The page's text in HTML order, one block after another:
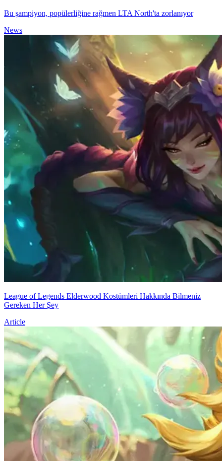
Bu şampiyon, popülerliğine rağmen LTA North'ta zorlanıyor
News
League of Legends Elderwood Kostümleri Hakkında Bilmeniz
Gereken Her Şey
Article